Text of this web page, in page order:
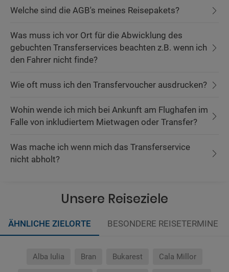
Welche sind die AGB's meines Reisepakets?
Was muss ich vor Ort für die Abwicklung des
gebuchten Transferservices beachten z.B. wenn ich
den Fahrer nicht finde?
Wie oft muss ich den Transfervoucher ausdrucken?
Wohin wende ich mich bei Ankunft am Flughafen im
Falle von inkludiertem Mietwagen oder Transfer?
Was mache ich wenn mich das Transferservice
nicht abholt?
Unsere Reiseziele
ÄHNLICHE ZIELORTE BESONDERE REISETERMINE
Alba Iulia Bran Bukarest Cala Millor